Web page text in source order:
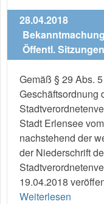
28.04.2018
Öffentl. Sitzungen
Gemäß § 29 Abs.
Geschäftsordnung
Stadt Erlensee
nachstehend der
der Niederschrift
19.04.2018
Weiterlesen